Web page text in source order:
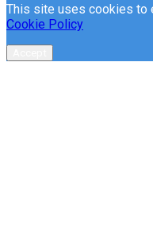
This site uses cookies to
Cookie Policy